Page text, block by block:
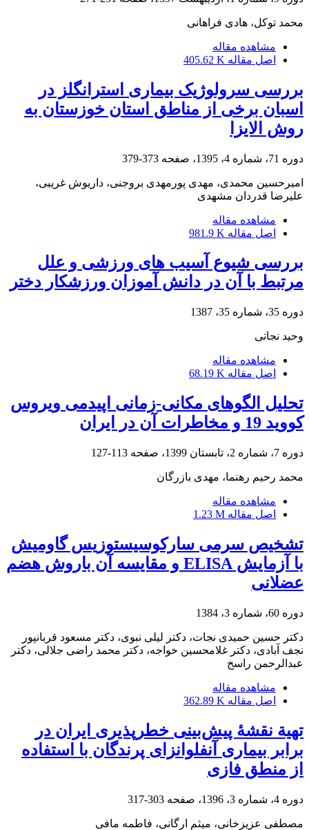
محمد توکل، هادی فراهانی
مشاهده مقاله
اصل مقاله 405.62 K
بررسی سرولوژیک بیماری استرانگلز در
اسبان برخی از مناطق استان خوزستان به
روش الایزا
دوره 71، شماره 4، 1395، صفحه 373-379
امیرحسین محمدی، مهدی پورمهدی بروجنی، داریوش غریبی،
علیرضا قدردان مشهدی
مشاهده مقاله
اصل مقاله 981.9 K
بررسی شیوع آسیب های ورزشی و علل
مرتبط با آن در دانش آموزان ورزشکار دختر
دوره 35، شماره 35، 1387
وحید نجاتی
مشاهده مقاله
اصل مقاله 68.19 K
تحلیل الگوهای مکانی-زمانی اپیدمی ویروس‌
کووید 19 و مخاطرات آن در ایران
دوره 7، شماره 2، تابستان 1399، صفحه 113-127
محمد رحیم رهنما، مهدی بازرگان
مشاهده مقاله
اصل مقاله 1.23 M
تشخیص سرمی سارکوسیستوزیس گاومیش
با آزمایش ELISA و مقایسه آن باروش هضم
عضلانی
دوره 60، شماره 3، 1384
دکتر حسین حمیدی نجات، دکتر لیلی نبوی، دکتر مسعود قربانپور
نجف آبادی، دکتر غلامحسین خواجه، دکتر محمد راضی جلالی، دکتر
عبدالرحمن راسخ
مشاهده مقاله
اصل مقاله 362.89 K
تهیة نقشۀ پیش‌بینی خطرپذیری ایران در
برابر بیماری آنفلوانزای پرندگان با استفاده
از منطق فازی
دوره 4، شماره 3، 1396، صفحه 303-317
مصطفی عزیزخانی، میثم ارگانی، فاطمه مافی